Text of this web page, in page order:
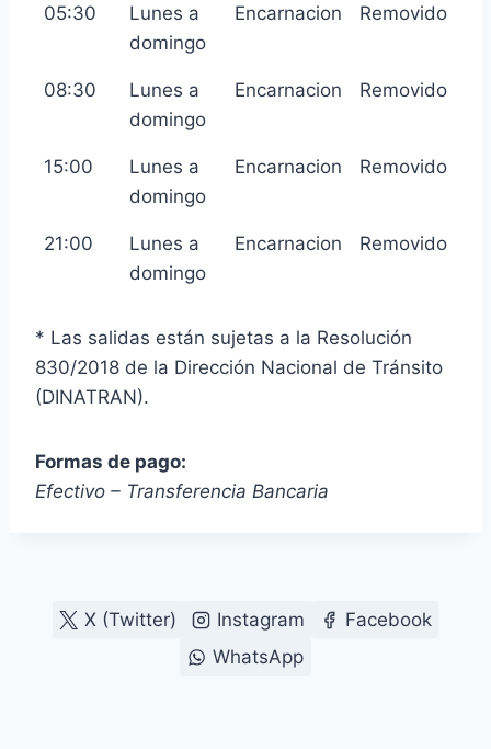
05:30
Lunes a
domingo
Encarnacion Removido
08:30
Lunes a
domingo
Encarnacion Removido
15:00
Lunes a
domingo
Encarnacion Removido
21:00
Lunes a
domingo
Encarnacion Removido
* Las salidas están sujetas a la Resolución
830/2018 de la Dirección Nacional de Tránsito
(DINATRAN).
Formas de pago:
Efectivo – Transferencia Bancaria
X (Twitter) Instagram
Facebook
WhatsApp